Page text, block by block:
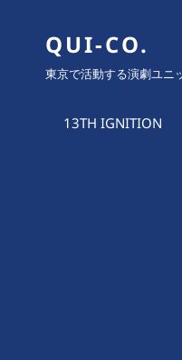
QUI-CO.
東京で活動する演劇ユニ
13TH IGNITION